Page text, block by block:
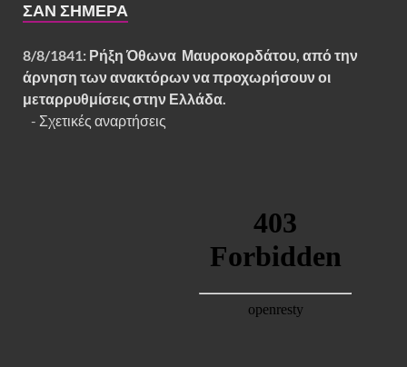
ΣΑΝ ΣΉΜΕΡΑ
8/8/1841: Ρήξη Όθωνα  Μαυροκορδάτου, από την
άρνηση των ανακτόρων να προχωρήσουν οι
μεταρρυθμίσεις στην Ελλάδα.
- Σχετικές αναρτήσεις